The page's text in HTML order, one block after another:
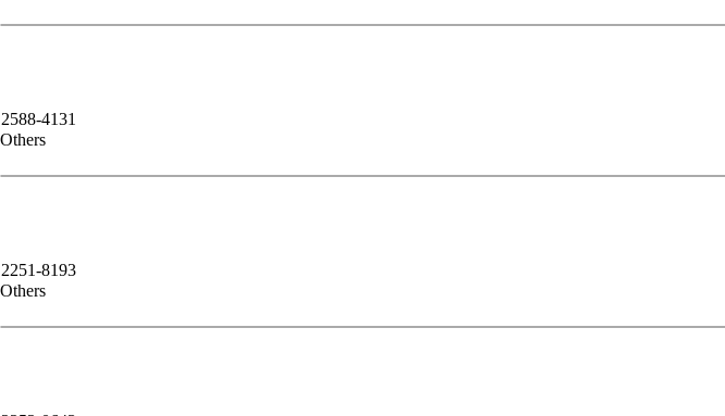
2588-4131
Others
2251-8193
Others